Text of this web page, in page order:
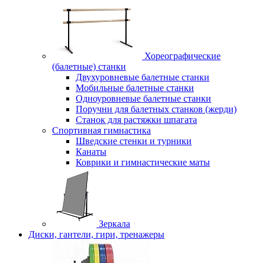
Хореографические
(балетные) станки
Двухуровневые балетные станки
Мобильные балетные станки
Одноуровневые балетные станки
Поручни для балетных станков (жерди)
Станок для растяжки шпагата
Спортивная гимнастика
Шведские стенки и турники
Канаты
Коврики и гимнастические маты
Зеркала
Диски, гантели, гири, тренажеры